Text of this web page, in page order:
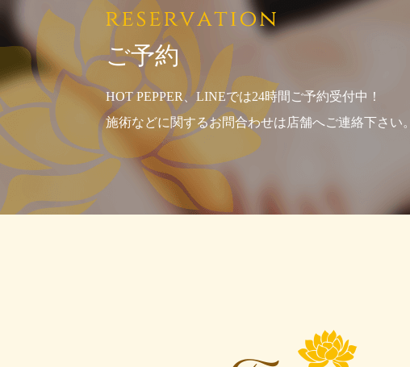
ご予約
HOT PEPPER、LINEでは24時間ご予約受付中！
施術などに関するお問合わせは店舗へご連絡下さい。